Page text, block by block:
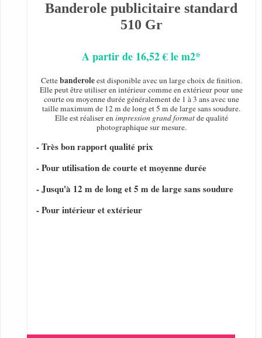
Banderole publicitaire standard
510 Gr
A partir de 16,52 € le m2*
Cettebanderoleest disponible avec un large choix de finition.
Elle peut être utiliser en intérieur comme en extérieur pour une
courte ou moyenne durée généralement de 1 à 3 ans avec une
taille maximum de 12 m de long et 5 m de large sans soudure.
Elle est réaliser enimpression grand formatde qualité
photographique sur mesure.
- Très bon rapport qualité prix
- Pour utilisation de courte et moyenne durée
- Jusqu'à 12 m de long et 5 m de large sans soudure
- Pour intérieur et extérieur